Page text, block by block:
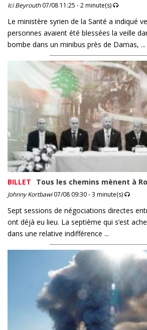
Ici Beyrouth07/08 11:25 - 2 minute(s)
Le ministère syrien de la Santé a indiqué
personnes avaient été blessées la veille
bombe dans un minibus près de Damas, ...
BILLET Tous les chemins mènent à
Johnny Kortbawi07/08 09:30 - 3 minute(s)
Sept sessions de négociations directes
ont déjà eu lieu. La septième qui s’est
dans une relative indifférence ...